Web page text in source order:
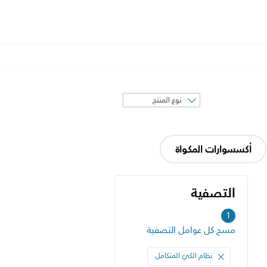
فرز
حسب
أكسسوارات المكواة
التصفية
1 التصفية
مسح كل عوامل التصفية
نظام الكيّ المتكامل